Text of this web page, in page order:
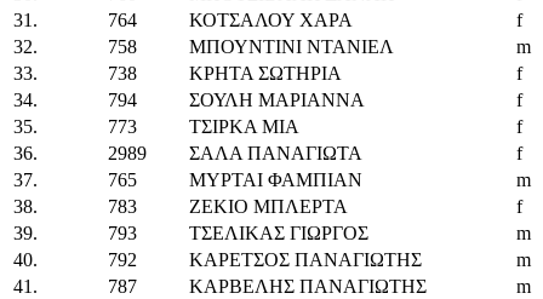
31.
764 ΚΟΤΣΑΛΟΥ ΧΑΡΑ
f
32.
758 ΜΠΟΥΝΤΙΝΙ ΝΤΑΝΙΕΛ
m
33.
738 ΚΡΗΤΑ ΣΩΤΗΡΙΑ
f
34.
794 ΣΟΥΛΗ ΜΑΡΙΑΝΝΑ
f
35.
773 ΤΣΙΡΚΑ ΜΙΑ
f
36.
2989 ΣΑΛΑ ΠΑΝΑΓΙΩΤΑ
f
37.
765 ΜΥΡΤΑΙ ΦΑΜΠΙΑΝ
m
38.
783 ΖΕΚΙΟ ΜΠΛΕΡΤΑ
f
39.
793 ΤΣΕΛΙΚΑΣ ΓΙΩΡΓΟΣ
m
40.
792 ΚΑΡΕΤΣΟΣ ΠΑΝΑΓΙΩΤΗΣ
m
41.
787 ΚΑΡΒΕΛΗΣ ΠΑΝΑΓΙΩΤΗΣ
m